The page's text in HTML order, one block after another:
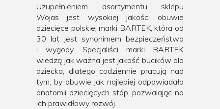
Uzupełnieniem asortymentu sklepu
Wojas jest wysokiej jakości obuwie
dziecięce polskiej marki BARTEK, która od
30 lat jest synonimem bezpieczeństwa
i wygody. Specjaliści marki BARTEK
wiedzą jak ważna jest jakość bucików dla
dziecka, dlatego codziennie pracują nad
tym, by obuwie jak najlepiej odpowiadało
anatomii dziecięcych stóp, pozwalając na
ich prawidłowy rozwój.